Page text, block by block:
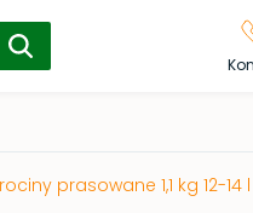
prasowane 1,1 kg 12-14 l